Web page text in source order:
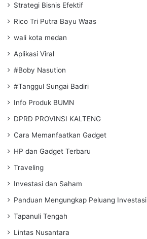
Strategi Bisnis Efektif
Rico Tri Putra Bayu Waas
wali kota medan
Aplikasi Viral
#Boby Nasution
#Tanggul Sungai Badiri
Info Produk BUMN
DPRD PROVINSI KALTENG
Cara Memanfaatkan Gadget
HP dan Gadget Terbaru
Traveling
Investasi dan Saham
Panduan Mengungkap Peluang Investasi
Tapanuli Tengah
Lintas Nusantara